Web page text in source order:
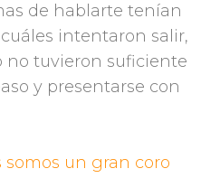
de hablarte tenían
intentaron salir,
no tuvieron suficiente
y presentarse con
somos un gran coro